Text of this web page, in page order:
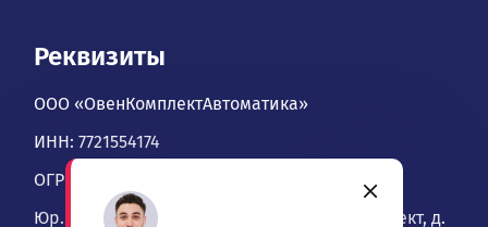
Реквизиты
ООО «ОвенКомплектАвтоматика»
ИНН: 7721554174
ОГРН: 1067746534900
Юр. адрес: 109428, Москва, Рязанский проспект, д.